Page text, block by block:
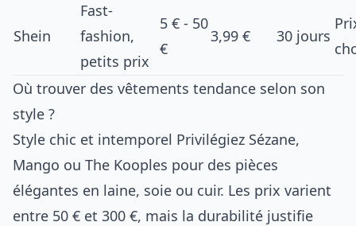
Shein
Fast-
fashion,
petits prix
5 € - 50
€
3,99 € 30 jours
Où trouver des vêtements tendance selon son
style ?
Style chic et intemporel Privilégiez Sézane,
Mango ou The Kooples pour des pièces
élégantes en laine, soie ou cuir. Les prix varient
entre 50 € et 300 €, mais la durabilité justifie